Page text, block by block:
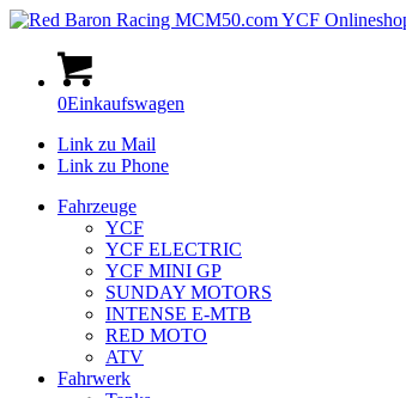
0Einkaufswagen
Link zu Mail
Link zu Phone
Fahrzeuge
YCF
YCF ELECTRIC
YCF MINI GP
SUNDAY MOTORS
INTENSE E-MTB
RED MOTO
ATV
Fahrwerk